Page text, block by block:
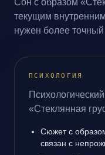
Сон с образом
текущим
нужен более
ПСИХОЛОГИЯ
«Стеклянная
Сюжет с
связан с